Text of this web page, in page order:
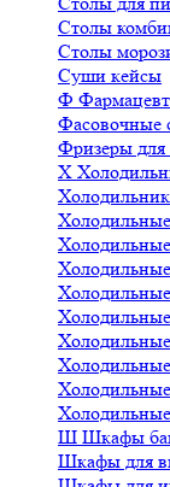
Столы
Столы
Суши кейсы
Ф
Фасовочные
Фризеры для
Х
Ш Шкафы
Шкафы для